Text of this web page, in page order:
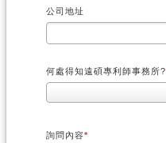
公司地址
何處得知遠碩專利師事務所?
詢問內容